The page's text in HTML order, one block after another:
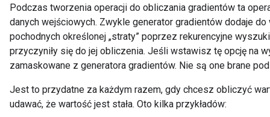
Podczas tworzenia operacji do obliczania gradientów ta
danych wejściowych. Zwykle generator gradientów dodaje
pochodnych określonej „straty” poprzez rekurencyjne
przyczyniły się do jej obliczenia. Jeśli wstawisz tę opcję na
zamaskowane z generatora gradientów. Nie są one brane
Jest to przydatne za każdym razem, gdy chcesz obliczyć
udawać, że wartość jest stała. Oto kilka przykładów: